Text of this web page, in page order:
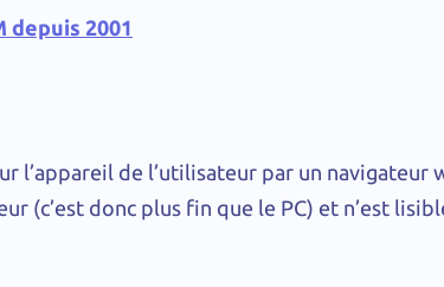
depuis 2001
l’appareil de l’utilisateur par un navigateur
(c’est donc plus fin que le PC) et n’est